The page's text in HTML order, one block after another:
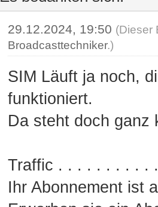
29.12.2024, 19:50 (Dieser
Broadcasttechniker.)
SIM Läuft ja noch,
funktioniert.
Da steht doch ganz
Traffic . . . . . . . . . .
Ihr Abonnement ist